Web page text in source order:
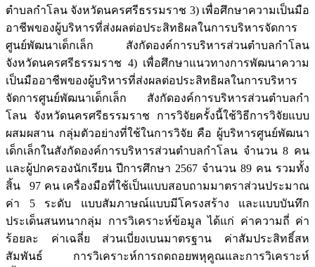
ตำบลกำโลน จังหวัดนครศรีธรรมราช 3) เพื่อศึกษาความเป็นมือ
อาชีพของผู้บริหารที่ส่งผลต่อประสิทธิผลในการบริหารจัดการ
ศูนย์พัฒนาเด็กเล็ก สังกัดองค์การบริหารส่วนตำบลกำโลน
จังหวัดนครศรีธรรมราช 4) เพื่อศึกษาแนวทางการพัฒนาความ
เป็นมืออาชีพของผู้บริหารที่ส่งผลต่อประสิทธิผลในการบริหาร
จัดการศูนย์พัฒนาเด็กเล็ก สังกัดองค์การบริหารส่วนตำบลกำ
โลน จังหวัดนครศรีธรรมราช การวิจัยครั้งนี้ใช้วิธีการวิจัยแบบ
ผสมผสาน กลุ่มตัวอย่างที่ใช้ในการวิจัย คือ ผู้บริหารศูนย์พัฒนา
เด็กเล็กในสังกัดองค์การบริหารส่วนตำบลกำโลน จำนวน 8 คน
และผู้ปกครองนักเรียน ปีการศึกษา 2567 จำนวน 89 คน รวมทั้ง
สิ้น 97 คน เครื่องมือที่ใช้เป็นแบบสอบถามมาตราส่วนประมาณ
ค่า 5 ระดับ แบบสัมภาษณ์แบบมีโครงสร้าง และแบบบันทึก
ประเด็นสนทนากลุ่ม การวิเคราะห์ข้อมูล ได้แก่ ค่าความถี่ ค่า
ร้อยละ ค่าเฉลี่ย ส่วนเบี่ยงเบนมาตรฐาน ค่าสัมประสิทธิ์สห
สัมพันธ์ การวิเคราะห์การถดถอยพหุคูณและการวิเคราะห์